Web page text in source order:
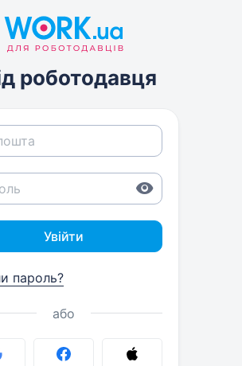
роботодавця
Увійти
пароль?
або